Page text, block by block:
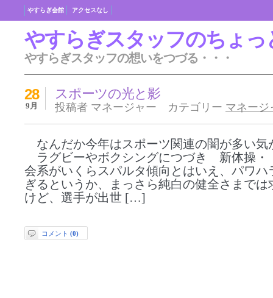
やすらぎスタッフのちょっ
やすらぎスタッフの想いをつづる・・・
やすらぎ会館 アクセスなし
スポーツの光と影
28
9月 投稿者 マネージャー カテゴリー マネージ
なんだか今年はスポーツ関連の闇が多い気
ラグビーやボクシングにつづき 新体操
会系がいくらスパルタ傾向とはいえ、パワハ
ぎるというか、まっさら純白の健全さまでは
けど、選手が出世 […]
コメント (0)